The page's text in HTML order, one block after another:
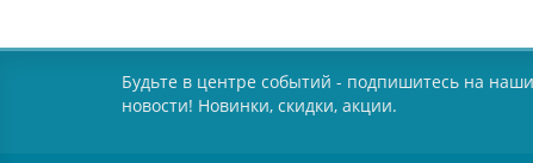
Будьте в центре событий - подпишитесь на наши
новости! Новинки, скидки, акции.